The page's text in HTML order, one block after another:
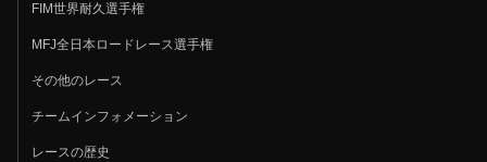
FIM世界耐久選手権
MFJ全日本ロードレース選手権
その他のレース
チームインフォメーション
レースの歴史